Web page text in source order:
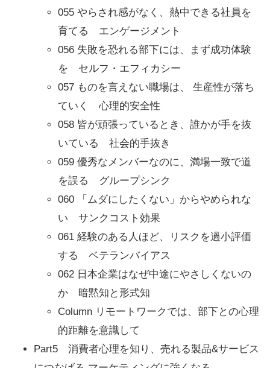
055 やらされ感がなく、熱中できる社員を
育てる エンゲージメント
056 失敗を恐れる部下には、まず成功体験
を セルフ・エフィカシー
057 ものを言えない職場は、 生産性が落ち
ていく 心理的安全性
058 皆が頑張っているとき、誰かが手を抜
いている 社会的手抜き
059 優秀なメンバーなのに、満場一致で道
を誤る グループシンク
060 「ムダにしたくない」からやめられな
い サンクコスト効果
061 経験のある人ほど、リスクを過小評価
する ベテランバイアス
062 日本企業はなぜ中途にやさしくないの
か 暗黙知と形式知
Column リモートワークでは、部下との心理
的距離を意識して
Part5 消費者心理を知り、売れる製品&サービス